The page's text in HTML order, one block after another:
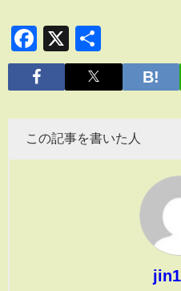
Facebook
X
有
この記事を書いた人